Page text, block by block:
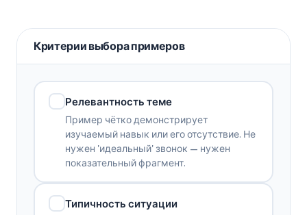
Критерии выбора примеров
Релевантность теме
Пример чётко демонстрирует
изучаемый навык или его отсутствие. Не
нужен 'идеальный' звонок — нужен
показательный фрагмент.
Типичность ситуации